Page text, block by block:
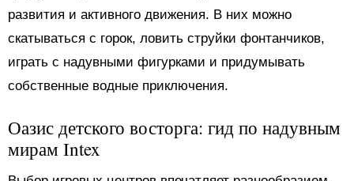
развития и активного движения. В них можно
скатываться с горок, ловить струйки фонтанчиков,
играть с надувными фигурками и придумывать
собственные водные приключения.
Оазис детского восторга: гид по надувным
мирам Intex